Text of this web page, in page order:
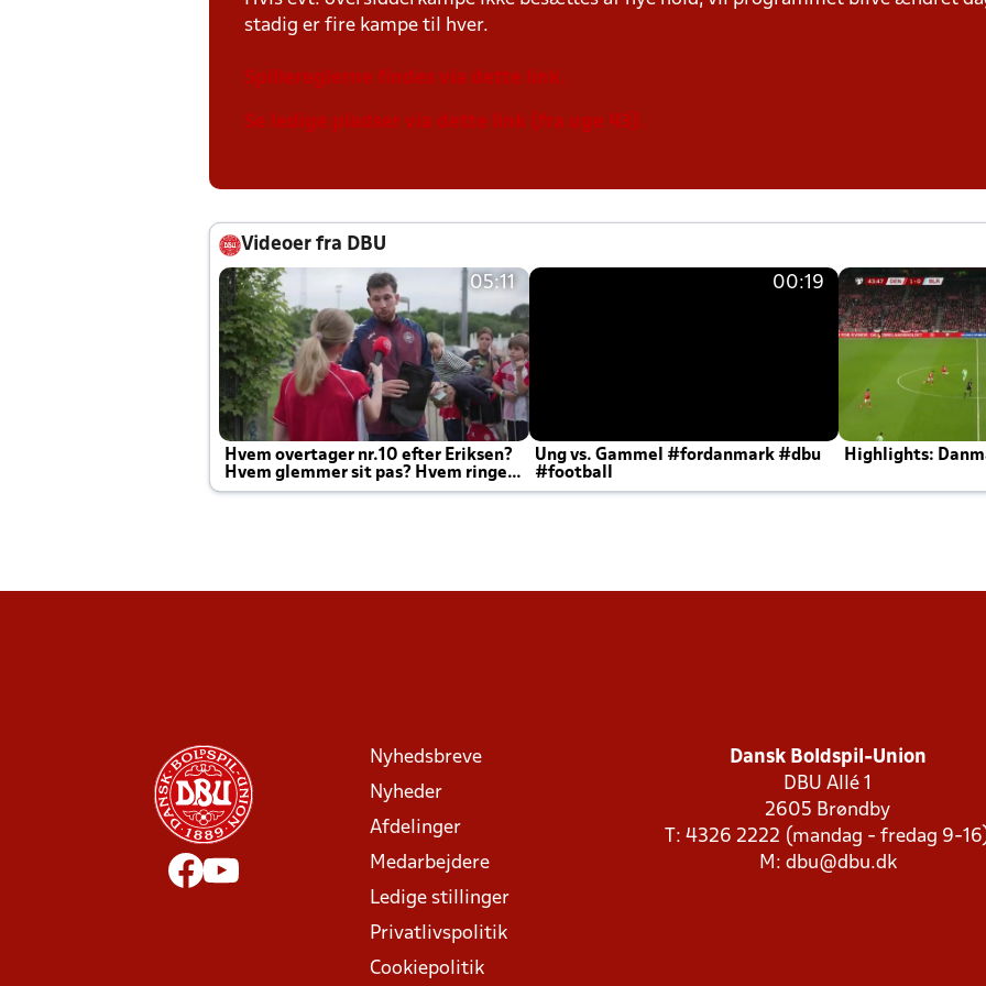
stadig er fire kampe til hver.
Spillereglerne findes via dette link.
Se ledige pladser via dette link (fra uge 43).
Videoer fra DBU
05:11
Hvem overtager nr.10 efter Eriksen?
Hvem glemmer sit pas? Hvem ringer
Joachim altid til efter kampe?
00:19
Ung vs. Gammel #fordanmark #dbu
#football
Highlights:
Nyhedsbreve
Nyheder
Afdelinger
Medarbejdere
Ledige stillinger
Privatlivspolitik
Cookiepolitik
Dansk Boldspil-Union
DBU Allé 1
2605 Brøndby
T: 4326 2222 (mandag - fredag 9-
M: dbu@dbu.dk